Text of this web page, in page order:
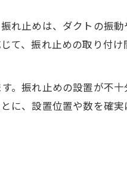
れ止めは、ダクトの振
て、振れ止めの取り付
。振れ止めの設置が不
に、設置位置や数を確